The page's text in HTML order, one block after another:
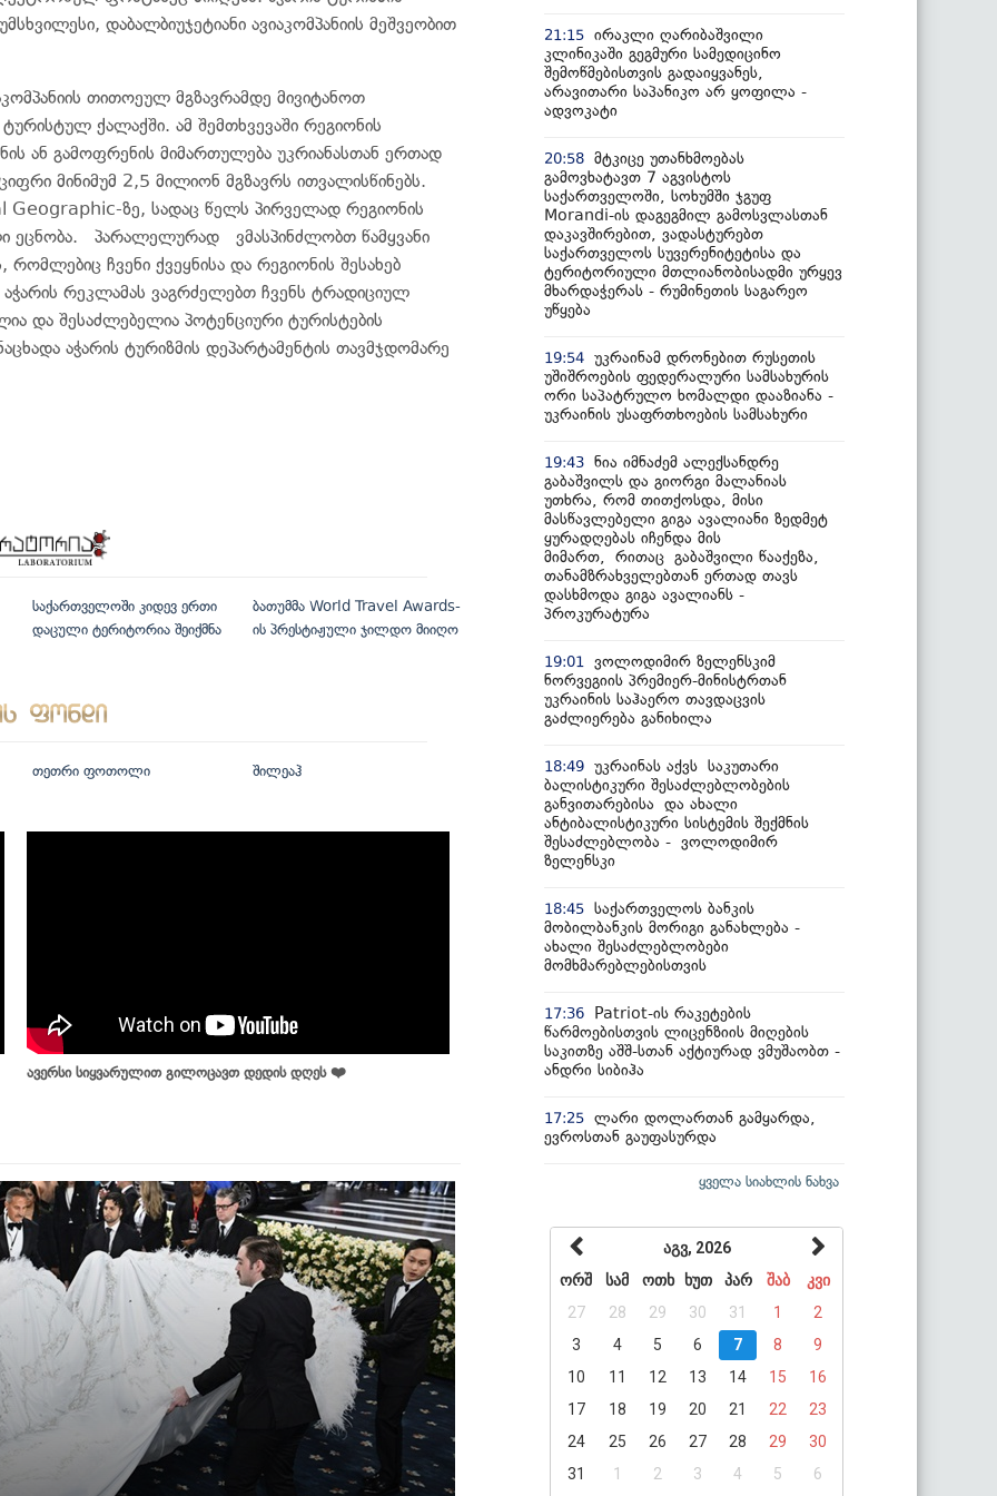
დაბალბიუჯეტიანი ავიაკომპანიის მეშვეობით
თითოეულ მგზავრამდე მივიტანოთ
ქალაქში. ამ შემთხვევაში რეგიონის
ან გამოფრენის მიმართულება უკრიანასთან ერთად
მინიმუმ 2,5 მილიონ მგზავრს ითვალისწინებს.
Geographic-ზე, სადაც წელს პირველად რეგიონის
ეცნობა. პარალელურად ვმასპინძლობთ წამყვანი
ჩვენი ქვეყნისა და რეგიონის შესახებ
აჭარის რეკლამას ვაგრძელებთ ჩვენს ტრადიციულ
და შესაძლებელია პოტენციური ტურისტების
აჭარის ტურიზმის დეპარტამენტის თავმჯდომარე
საქართველოში კიდევ ერთი
დაცული ტერიტორია შეიქმნა
ბათუმმა World Travel Awards-
ის პრესტიჟული ჯილდო მიიღო
თეთრი ფოთოლი შილეაჰ
ავერსი სიყვარულით გილოცავთ დედის დღეს ❤️
21:15 ირაკლი ღარიბაშვილი
კლინიკაში გეგმური სამედიცინო
შემოწმებისთვის გადაიყვანეს,
არავითარი საპანიკო არ ყოფილა -
ადვოკატი
20:58 მტკიცე უთანხმოებას
გამოვხატავთ 7 აგვისტოს
საქართველოში, სოხუმში ჯგუფ
Morandi-ის დაგეგმილ გამოსვლასთან
დაკავშირებით, ვადასტურებთ
საქართველოს სუვერენიტეტისა და
ტერიტორიული მთლიანობისადმი ურყევ
მხარდაჭერას - რუმინეთის საგარეო
უწყება
19:54 უკრაინამ დრონებით რუსეთის
უშიშროების ფედერალური სამსახურის
ორი საპატრულო ხომალდი დააზიანა -
უკრაინის უსაფრთხოების სამსახური
19:43 ნია იმნაძემ ალექსანდრე
გაბაშვილს და გიორგი მალანიას
უთხრა, რომ თითქოსდა, მისი
მასწავლებელი გიგა ავალიანი ზედმეტ
ყურადღებას იჩენდა მის
მიმართ, რითაც გაბაშვილი წააქეზა,
თანამზრახველებთან ერთად თავს
დასხმოდა გიგა ავალიანს -
პროკურატურა
19:01
ვოლოდიმირ ზელენსკიმ
ნორვეგიის პრემიერ-მინისტრთან
უკრაინის საჰაერო თავდაცვის
გაძლიერება განიხილა
18:49 უკრაინას აქვს საკუთარი
ბალისტიკური შესაძლებლობების
განვითარებისა და ახალი
ანტიბალისტიკური სისტემის შექმნის
შესაძლებლობა - ვოლოდიმირ
ზელენსკი
18:45 საქართველოს ბანკის
მობილბანკის მორიგი განახლება -
ახალი შესაძლებლობები
მომხმარებლებისთვის
17:36
Patriot-ის რაკეტების
წარმოებისთვის ლიცენზიის მიღების
საკითზე აშშ-სთან აქტიურად ვმუშაობთ -
ანდრი სიბიჰა
17:25 ლარი დოლართან გამყარდა,
ევროსთან გაუფასურდა
ყველა სიახლის ნახვა
აგვ, 2026
ორშ
სამ ოთხ ხუთ პარ შაბ
კვი
27
28 29 30 31 1
2
3
4 5 6 7 8
9
10
11 12 13 14 15
16
17
18 19 20 21 22
23
24
25 26 27 28 29
30
31
1 2 3 4 5 6